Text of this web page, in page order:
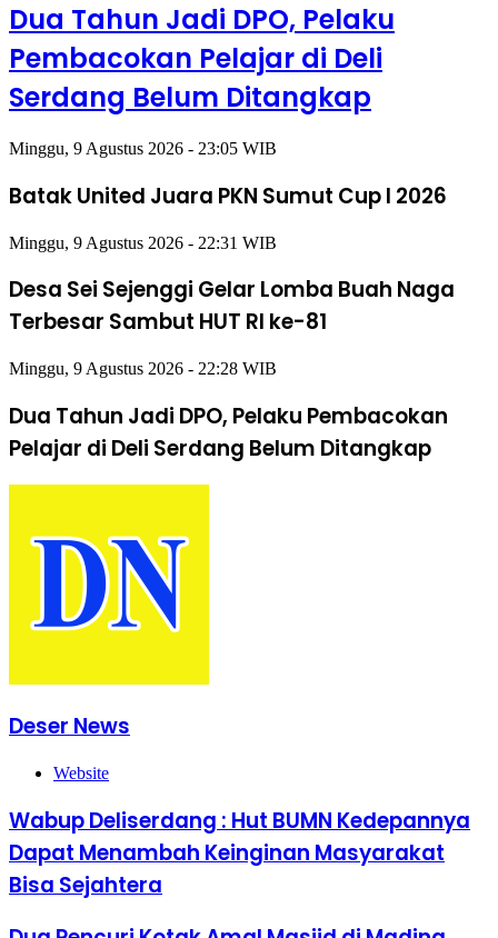
Dua Tahun Jadi DPO, Pelaku
Pembacokan Pelajar di Deli
Serdang Belum Ditangkap
Minggu, 9 Agustus 2026 - 23:05 WIB
Batak United Juara PKN Sumut Cup I 2026
Minggu, 9 Agustus 2026 - 22:31 WIB
Desa Sei Sejenggi Gelar Lomba Buah Naga
Terbesar Sambut HUT RI ke-81
Minggu, 9 Agustus 2026 - 22:28 WIB
Dua Tahun Jadi DPO, Pelaku Pembacokan
Pelajar di Deli Serdang Belum Ditangkap
Deser News
Website
Wabup Deliserdang : Hut BUMN Kedepannya
Dapat Menambah Keinginan Masyarakat
Bisa Sejahtera